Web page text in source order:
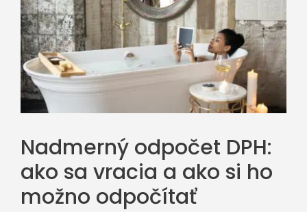
Nadmerný odpočet DPH:
ako sa vracia a ako si ho
možno odpočítať